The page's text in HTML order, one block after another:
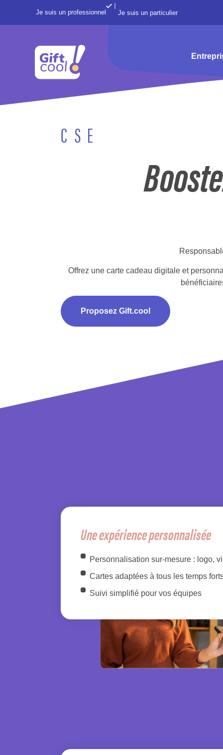
Je suis un professionnel Je suis un particulier
CSE
Offrez une carte cadeau digitale et
Proposez Gift.cool
Une expérience personnalisée
Personnalisation sur-mesure : logo,
Cartes adaptées à tous les temps
Suivi simplifié pour vos équipes